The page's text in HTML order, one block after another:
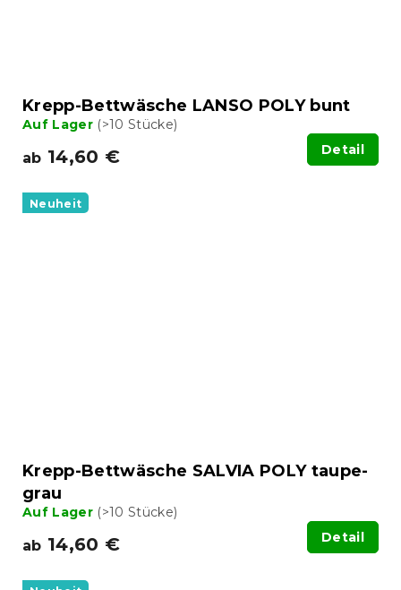
Krepp-Bettwäsche LANSO POLY bunt
Auf Lager (>10 Stücke)
ab 14,60 € Detail
Neuheit
Krepp-Bettwäsche SALVIA POLY taupe-
grau
Auf Lager (>10 Stücke)
ab 14,60 € Detail